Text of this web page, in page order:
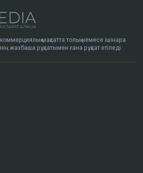
жазбаша рұқсатымен ғана рұқсат етіледі.